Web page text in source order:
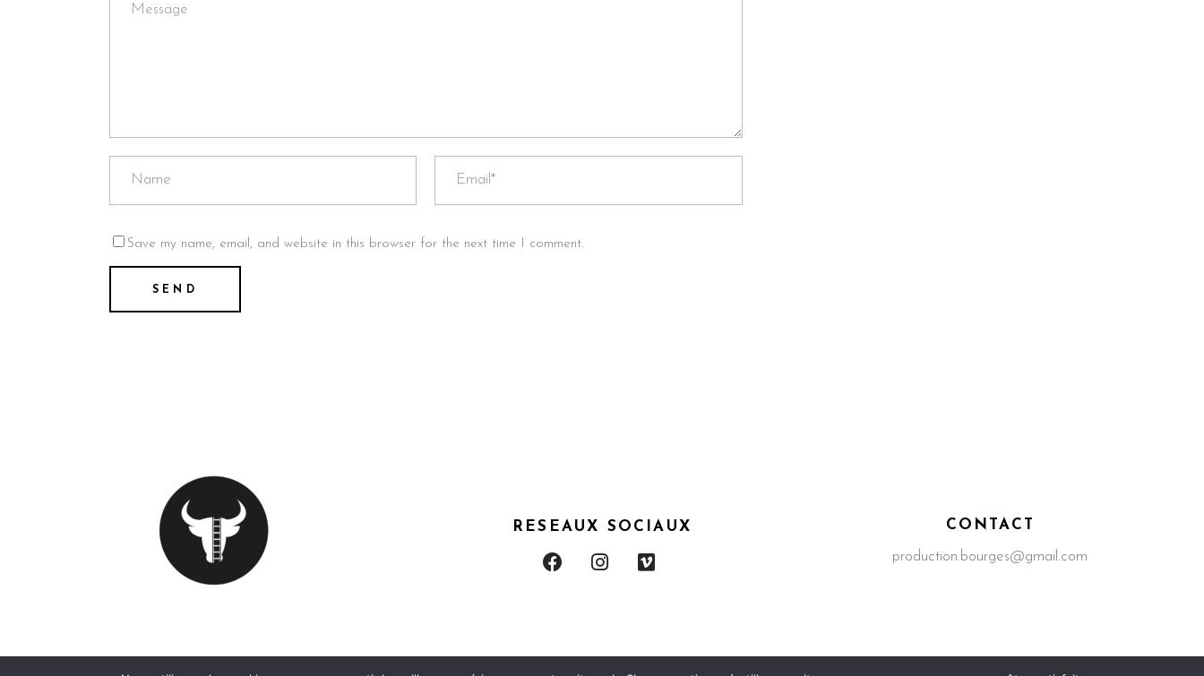
Save my name, email, and website in this browser for the next time I comment.
RESEAUX SOCIAUX CONTACT
production.bourges@gmail.com